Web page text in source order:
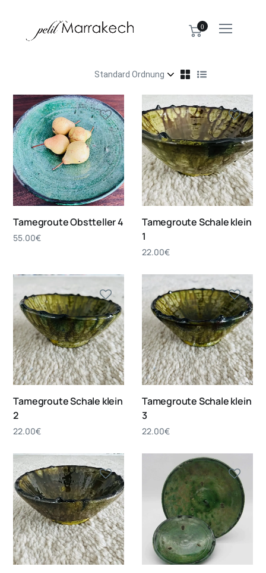
0
Tamegroute Obstteller 4
55.00€
Tamegroute Schale klein
1
22.00€
Tamegroute Schale klein
2
22.00€
Tamegroute Schale klein
3
22.00€